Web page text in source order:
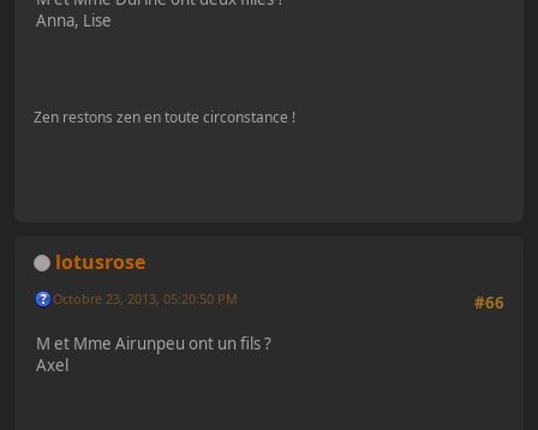
Anna, Lise
Zen restons zen en toute circonstance !
lotusrose
#66
Octobre 23, 2013, 05:20:50 PM
M et Mme Airunpeu ont un fils ?
Axel